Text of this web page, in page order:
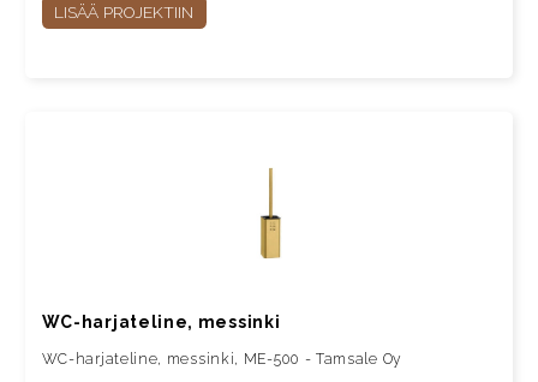
LISÄÄ PROJEKTIIN
WC-harjateline, messinki
WC-harjateline, messinki, ME-500 - Tamsale Oy